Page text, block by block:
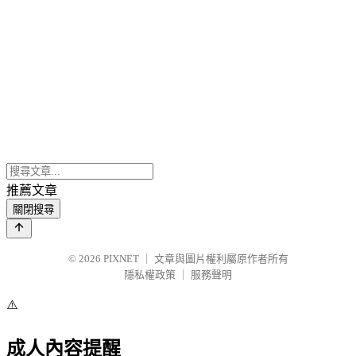
推薦文章
關閉搜尋
© 2026 PIXNET
文章與圖片權利屬原作者所有
隱私權政策
服務聲明
⚠️
成人內容提醒